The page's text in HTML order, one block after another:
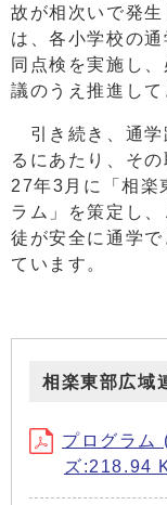
故が相次いで発
は、各小学校の
同点検を実施し
議のうえ推進し
引き続き、通学
るにあたり、そ
27年3月に「相楽
ラム」を策定し
徒が安全に通学
ています。
相楽東部広域
プログラム
ズ:218.94